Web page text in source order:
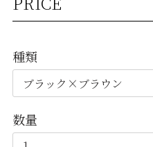
種類
数量